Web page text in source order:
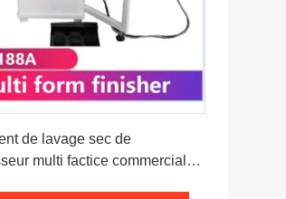
de lavage sec de
multi factice commercial